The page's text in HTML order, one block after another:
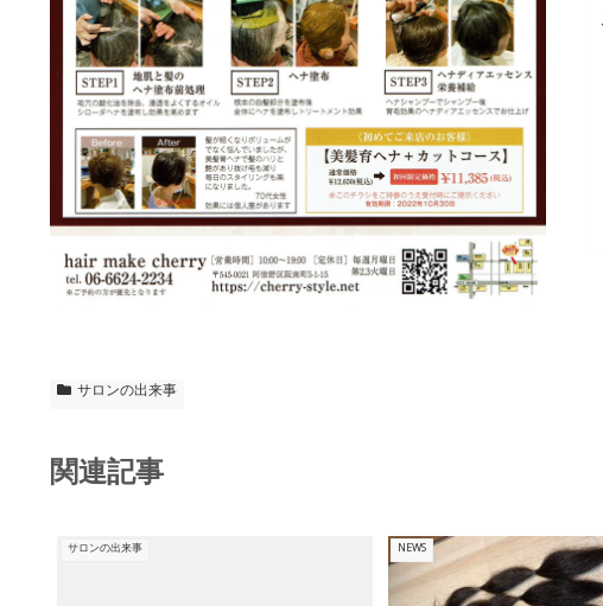
サロンの出来事
関連記事
サロンの出来事 NEWS